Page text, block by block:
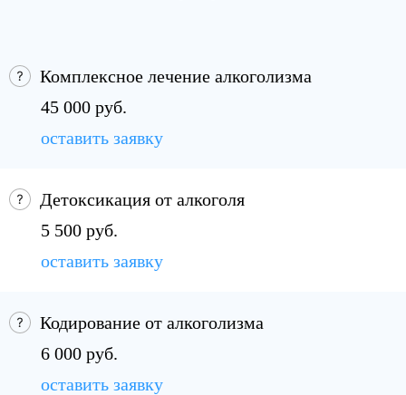
Комплексное лечение алкоголизма
45 000 руб.
оставить заявку
Детоксикация от алкоголя
5 500 руб.
оставить заявку
Кодирование от алкоголизма
6 000 руб.
оставить заявку